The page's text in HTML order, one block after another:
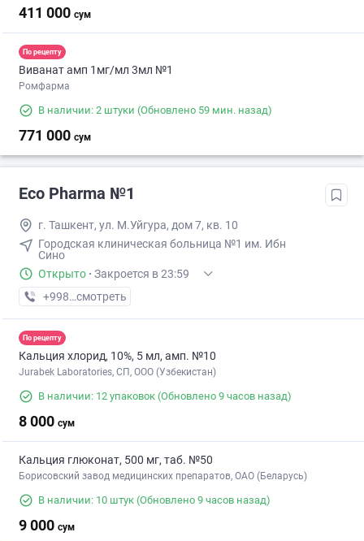
411 000 сум
По рецепту
Виванат амп 1мг/мл 3мл №1
Ромфарма
В наличии: 2 штуки (Обновлено 59 мин. назад)
771 000 сум
Eco Pharma №1
г. Ташкент, ул. М.Уйгура, дом 7, кв. 10
Городская клиническая больница №1 им. Ибн
Сино
Открыто · Закроется в 23:59
+998 (71) XXX-XX-XX
смотреть
По рецепту
Кальция хлорид, 10%, 5 мл, амп. №10
Jurabek Laboratories, СП, ООО (Узбекистан)
В наличии: 12 упаковок (Обновлено 9 часов назад)
8 000 сум
Кальция глюконат, 500 мг, таб. №50
Борисовский завод медицинских препаратов, ОАО (Беларусь)
В наличии: 10 штук (Обновлено 9 часов назад)
9 000 сум